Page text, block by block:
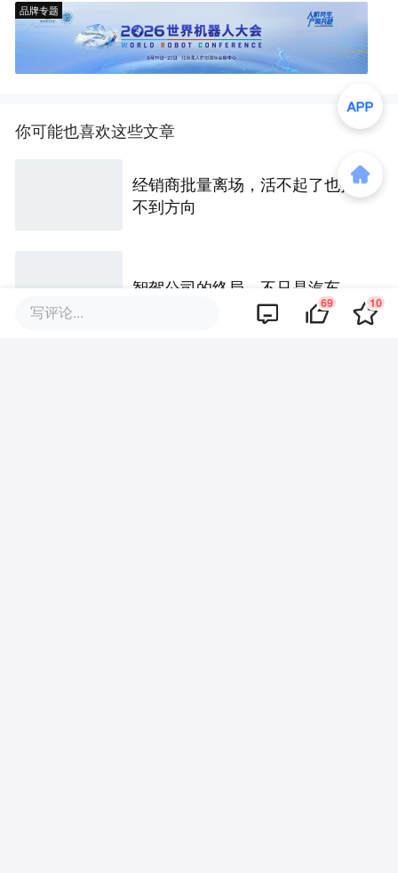
品牌专题
你可能也喜欢这些文章
经销商批量离场，活不起了也找
不到方向
智驾公司的终局，不只是汽车
写评论... 69 10